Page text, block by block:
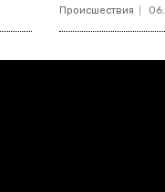
Происшествия